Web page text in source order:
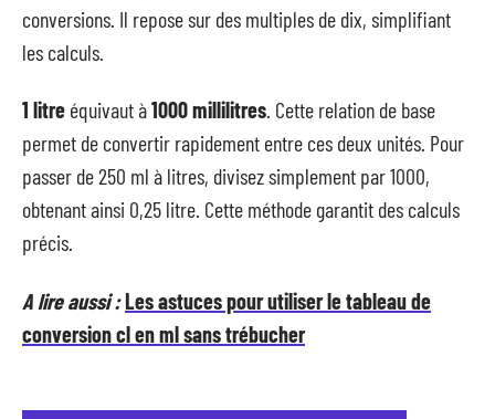
conversions. Il repose sur des multiples de dix, simplifiant
les calculs.
1 litre équivaut à1000 millilitres. Cette relation de base
permet de convertir rapidement entre ces deux unités. Pour
passer de 250 ml à litres, divisez simplement par 1000,
obtenant ainsi 0,25 litre. Cette méthode garantit des calculs
précis.
A lire aussi :Les astuces pour utiliser le tableau de
conversion cl en ml sans trébucher